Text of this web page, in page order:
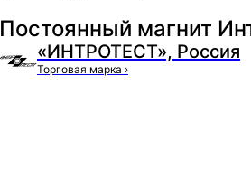
Постоянный магнит
«ИНТРОТЕСТ», Россия
Торговая марка ›